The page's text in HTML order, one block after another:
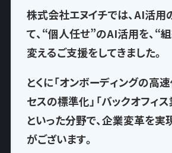
株式会社エヌイチでは、AI活用
て、“個人任せ”のAI活用を、“
変えるご支援をしてきました。
とくに「オンボーディングの高
セスの標準化」「バックオフィ
といった分野で、企業変革を実
がございます。